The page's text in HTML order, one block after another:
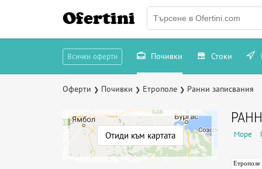
Ofertini
Всички оферти Почивки Стоки
Оферти ❯ Почивки ❯ Етрополе ❯ Ранни записвания
Отиди към картата Море
Етрополе